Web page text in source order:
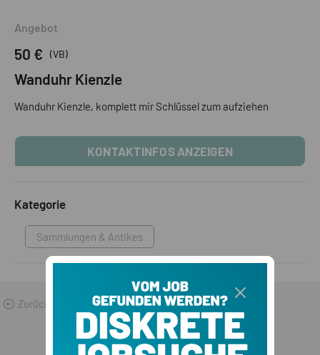
Angebot
50 € (VB)
Wanduhr Kienzle
Wanduhr Kienzle, komplett mir Schlüssel zum aufziehen
KONTAKTINFOS ANZEIGEN
Kategorie
Sammlungen & Antikes
Zurück zu den Suchergebnissen